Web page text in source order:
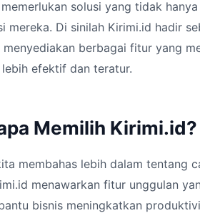
solusi yang tidak
mereka. Di sinilah Kirimi.id hadir
berbagai fitur yang
efektif dan teratur.
Memilih Kirimi.id?
membahas lebih dalam tentang
menawarkan fitur unggulan
bisnis meningkatkan